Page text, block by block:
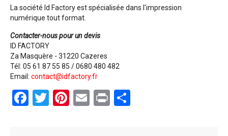
La société Id Factory est spécialisée dans l'impression
numérique tout format.
Contacter-nous pour un devis
ID FACTORY
Za Masquère - 31220 Cazeres
Tél: 05 61 87 55 85 / 0680 480 482
Email: contact@idfactory.fr
F
T
Pi E
Pr